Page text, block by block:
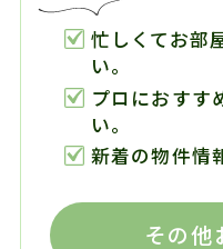
忙しくてお部
い。
プロにおすす
い。
新着の物件情
その他